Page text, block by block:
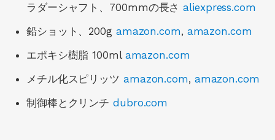
ラダーシャフト、700mmの長さ aliexpress.com
鉛ショット、200g amazon.com, amazon.com
エポキシ樹脂 100ml amazon.com
メチル化スピリッツ amazon.com, amazon.com
制御棒とクリンチ dubro.com